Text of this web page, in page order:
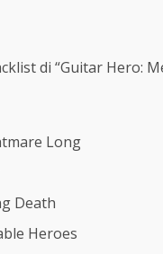
di “Guitar Hero:
Long
Death
Heroes